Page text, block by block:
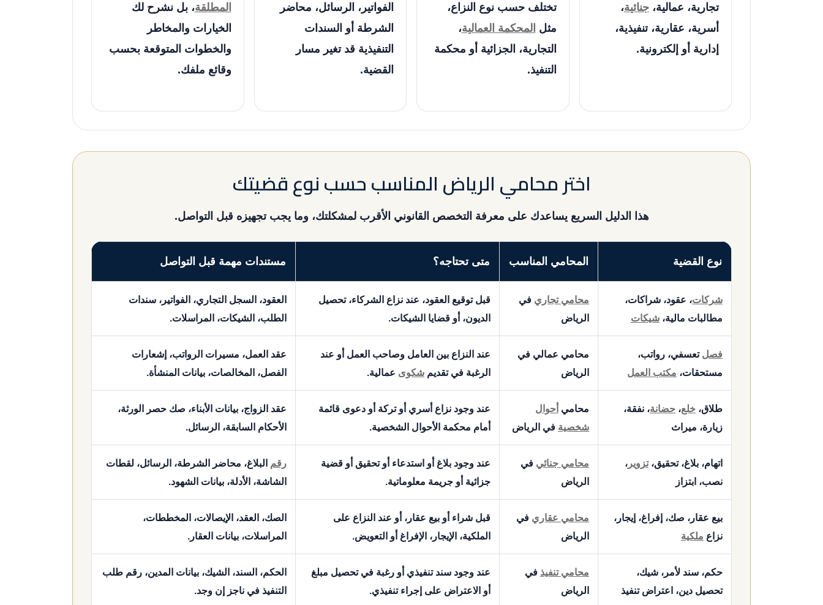
تجارية، عمالية، جنائية،
أسرية، عقارية، تنفيذية،
إدارية أو إلكترونية.
تختلف حسب نوع النزاع،
مثل المحكمة العمالية،
التجارية، الجزائية أو محكمة
التنفيذ.
الفواتير، الرسائل، محاضر
الشرطة أو السندات
التنفيذية قد تغير مسار
القضية.
المطلقة، بل نشرح لك
الخيارات والمخاطر
والخطوات المتوقعة بحسب
وقائع ملفك.
اختر محامي الرياض المناسب حسب نوع قضيتك
هذا الدليل السريع يساعدك على معرفة التخصص القانوني الأقرب لمشكلتك، وما يجب تجهيزه قبل التواصل.
نوع القضية المحامي المناسب متى تحتاجه؟ مستندات مهمة قبل التواصل
شركات، عقود، شراكات،
مطالبات مالية، شيكات
محامي تجاري في
الرياض
قبل توقيع العقود، عند نزاع الشركاء، تحصيل
الديون، أو قضايا الشيكات.
العقود، السجل التجاري، الفواتير، سندات
الطلب، الشيكات، المراسلات.
فصل تعسفي، رواتب،
مستحقات، مكتب العمل
محامي عمالي في
الرياض
عند النزاع بين العامل وصاحب العمل أو عند
الرغبة في تقديم شكوى عمالية.
عقد العمل، مسيرات الرواتب، إشعارات
الفصل، المخالصات، بيانات المنشأة.
طلاق، خلع، حضانة، نفقة،
زيارة، ميراث
محامي أحوال
شخصية في الرياض
عند وجود نزاع أسري أو تركة أو دعوى قائمة
أمام محكمة الأحوال الشخصية.
عقد الزواج، بيانات الأبناء، صك حصر الورثة،
الأحكام السابقة، الرسائل.
اتهام، بلاغ، تحقيق،تزوير ،
نصب، ابتزاز
محامي جنائي في
الرياض
عند وجود بلاغ أو استدعاء أو تحقيق أو قضية
جزائية أو جريمة معلوماتية.
رقم البلاغ، محاضر الشرطة، الرسائل، لقطات
الشاشة، الأدلة، بيانات الشهود.
بيع عقار، صك، إفراغ، إيجار،
نزاع ملكية
محامي عقاري في
الرياض
قبل شراء أو بيع عقار، أو عند النزاع على
الملكية، الإيجار، الإفراغ أو التعويض.
الصك، العقد، الإيصالات، المخططات،
المراسلات، بيانات العقار.
حكم، سند لأمر، شيك،
تحصيل دين، اعتراض تنفيذ
محامي تنفيذ في
الرياض
عند وجود سند تنفيذي أو رغبة في تحصيل مبلغ
أو الاعتراض على إجراء تنفيذي.
الحكم، السند، الشيك، بيانات المدين، رقم طلب
التنفيذ في ناجز إن وجد.